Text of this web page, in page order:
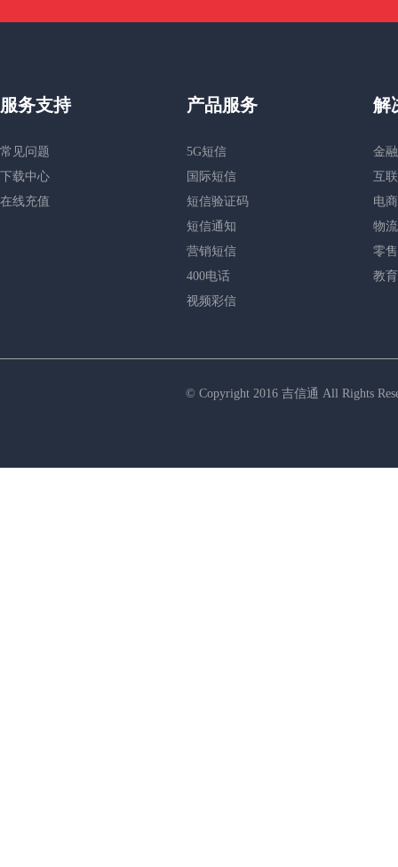
服务支持
常见问题
下载中心
在线充值
产品服务
5G短信
国际短信
短信验证码
短信通知
营销短信
400电话
视频彩信
解
金
互
电
物
零
教
© Copyright 2016 吉信通 All Rights